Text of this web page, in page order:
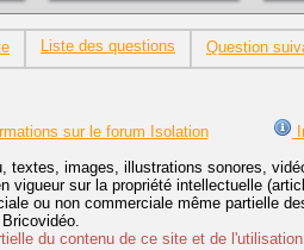
Liste des questions Question
sur le forum Isolation
textes, images, illustrations sonores,
vigueur sur la propriété intellectuelle
ou non commerciale même partielle
du contenu de ce site et de